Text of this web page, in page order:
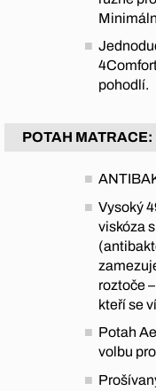
pohodlí.
POTAH MATRACE:
Vysoký
viskóza
roztoče
kteří se
Potah
volbu